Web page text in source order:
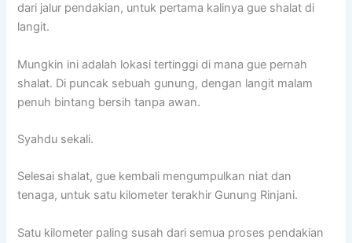
dari jalur pendakian, untuk pertama kalinya gue shalat di
langit.
Mungkin ini adalah lokasi tertinggi di mana gue pernah
shalat. Di puncak sebuah gunung, dengan langit malam
penuh bintang bersih tanpa awan.
Syahdu sekali.
Selesai shalat, gue kembali mengumpulkan niat dan
tenaga, untuk satu kilometer terakhir Gunung Rinjani.
Satu kilometer paling susah dari semua proses pendakian